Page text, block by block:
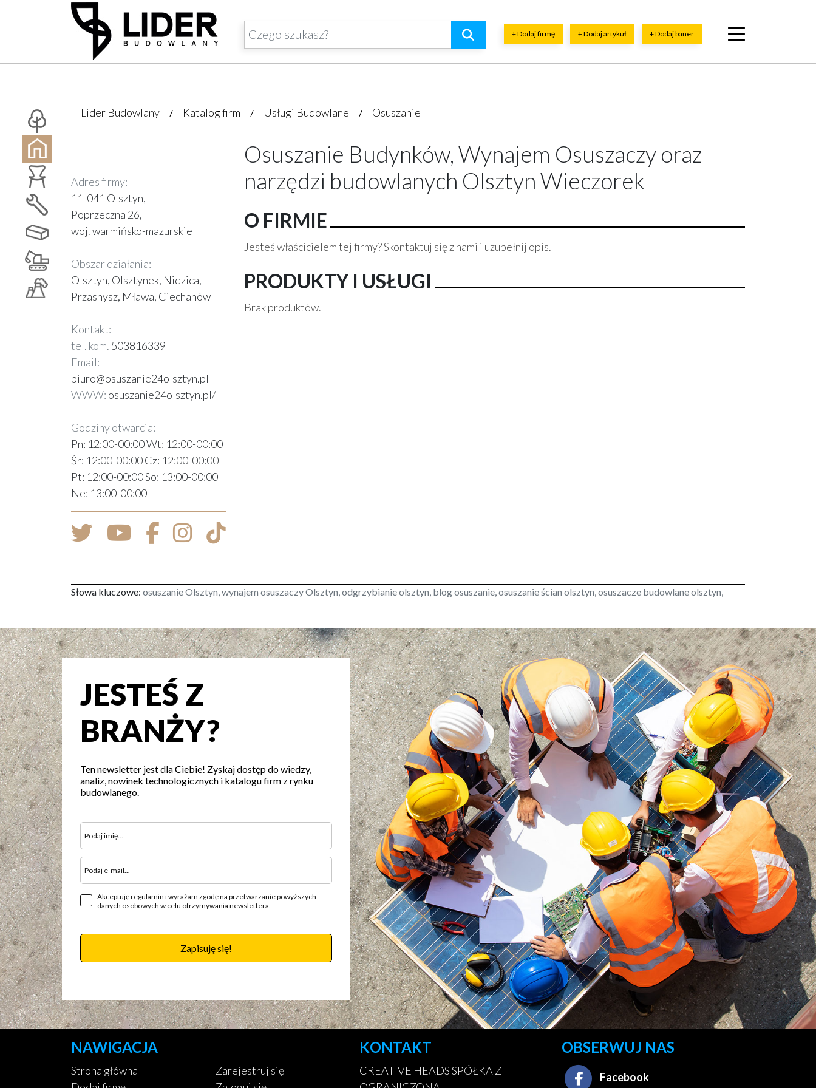
+ Dodaj firmę + Dodaj artykuł + Dodaj baner
Lider Budowlany Katalog firm Usługi Budowlane Osuszanie
Adres firmy:
11-041 Olsztyn,
Poprzeczna 26,
woj. warmińsko-mazurskie
Obszar działania:
Olsztyn, Olsztynek, Nidzica,
Przasnysz, Mława, Ciechanów
Kontakt:
tel. kom. 503816339
Email:
biuro@osuszanie24olsztyn.pl
WWW: osuszanie24olsztyn.pl/
Godziny otwarcia:
Pn: 12:00-00:00 Wt: 12:00-00:00
Śr: 12:00-00:00 Cz: 12:00-00:00
Pt: 12:00-00:00 So: 13:00-00:00
Ne: 13:00-00:00
Osuszanie Budynków, Wynajem Osuszaczy oraz
narzędzi budowlanych Olsztyn Wieczorek
O FIRMIE
Jesteś właścicielem tej firmy? Skontaktuj się z nami i uzupełnij opis.
PRODUKTY I USŁUGI
Brak produktów.
Słowa kluczowe: osuszanie Olsztyn, wynajem osuszaczy Olsztyn, odgrzybianie olsztyn, blog osuszanie, osuszanie ścian olsztyn, osuszacze budowlane olsztyn,
JESTEŚ Z
BRANŻY?
Ten newsletter jest dla Ciebie! Zyskaj dostęp do wiedzy,
analiz, nowinek technologicznych i katalogu firm z rynku
budowlanego.
Akceptuję regulamin i wyrażam zgodę na przetwarzanie powyższych
danych osobowych w celu otrzymywania newslettera.
Zapisuję się!
NAWIGACJA
Strona główna
Zarejestruj się
KONTAKT
CREATIVE HEADS SPÓŁKA Z
OBSERWUJ NAS
Facebook